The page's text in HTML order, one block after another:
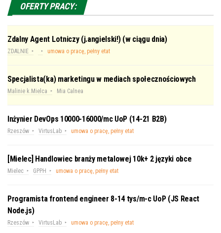
OFERTY PRACY:
Zdalny Agent Lotniczy (j.angielski!) (w ciągu dnia)
ZDALNIE umowa o pracę, pełny etat
Specjalista(ka) marketingu w mediach społecznościowych
Malinie k.Mielca Mia Calnea
Inżynier DevOps 10000-16000/mc UoP (14-21 B2B)
Rzeszów VirtusLab umowa o pracę, pełny etat
[Mielec] Handlowiec branży metalowej 10k+ 2 języki obce
Mielec GPPH umowa o pracę, pełny etat
Programista frontend engineer 8-14 tys/m-c UoP (JS React
Node.js)
Rzeszów VirtusLab umowa o pracę, pełny etat